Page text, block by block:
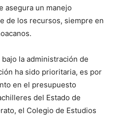
asegura un manejo
de los recursos, siempre en
la administración de
ha sido prioritaria, es por
en el presupuesto
del Estado de
el Colegio de Estudios